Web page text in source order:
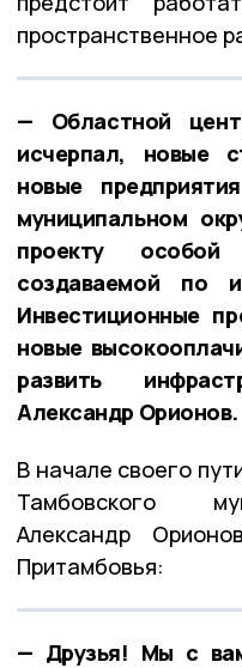
пространственное
— Областной
исчерпал, новые
новые
муниципальном
проекту особой
создаваемой по
Инвестиционные
новые
развить
Александр Орионов.
В начале своего
Тамбовского
Александр
Притамбовья:
— Друзья! Мы с